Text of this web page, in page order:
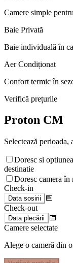
Camere simple
Baie Privată
Baie individuală în
Aer Condiționat
Confort termic în
Verifică prețurile
Proton CM
Selectează perioada,
Doresc si
destinatie
Doresc camera
Check-in
Data sosirii
📅
Check-out
Data plecării
📅
Camere selectate
Alege o cameră din